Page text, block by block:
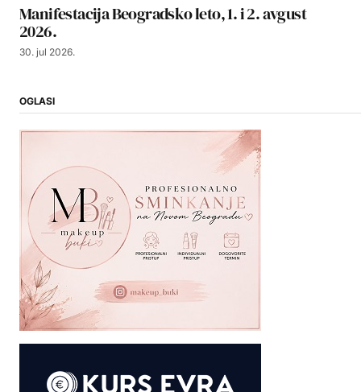
Manifestacija Beogradsko leto, 1. i 2. avgust
2026.
30. jul 2026.
OGLASI